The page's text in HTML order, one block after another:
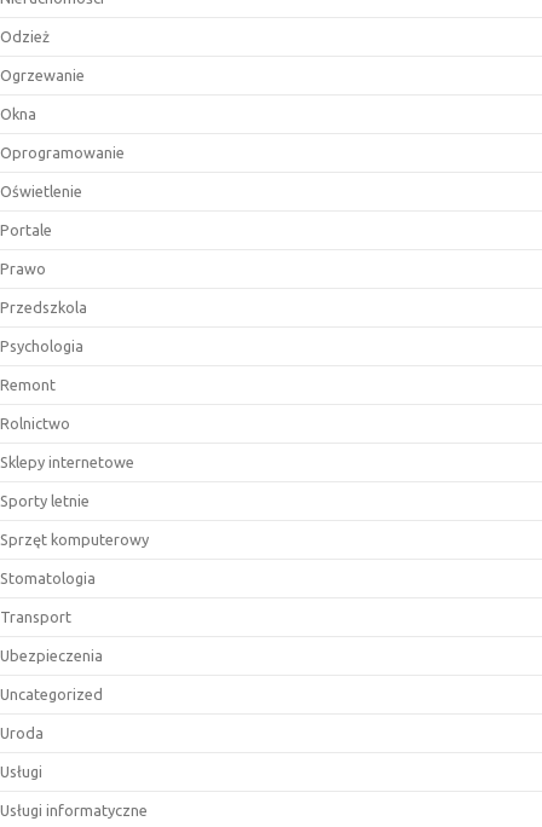
Odzież
Ogrzewanie
Okna
Oprogramowanie
Oświetlenie
Portale
Prawo
Przedszkola
Psychologia
Remont
Rolnictwo
Sklepy internetowe
Sporty letnie
Sprzęt komputerowy
Stomatologia
Transport
Ubezpieczenia
Uncategorized
Uroda
Usługi
Usługi informatyczne